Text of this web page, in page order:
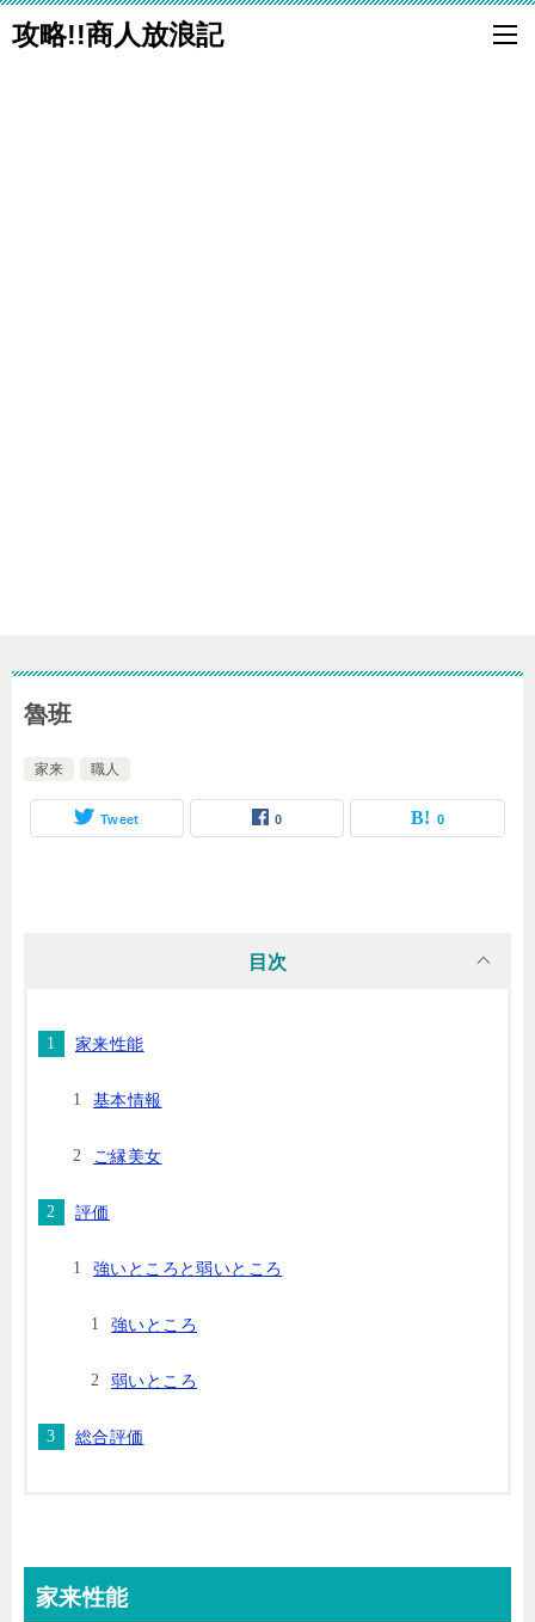
攻略!!商人放浪記
魯班
家来 職人
Tweet 0 0
目次
家来性能
基本情報
ご縁美女
評価
強いところと弱いところ
強いところ
弱いところ
総合評価
家来性能